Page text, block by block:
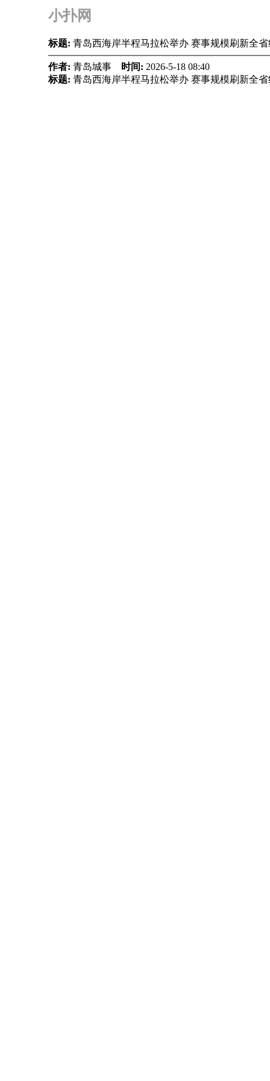
小扑网
标题: 青岛西海岸半程马拉松举办 赛事规模刷新全
作者: 青岛城事 时间: 2026-5-18 08:40
标题: 青岛西海岸半程马拉松举办 赛事规模刷新全